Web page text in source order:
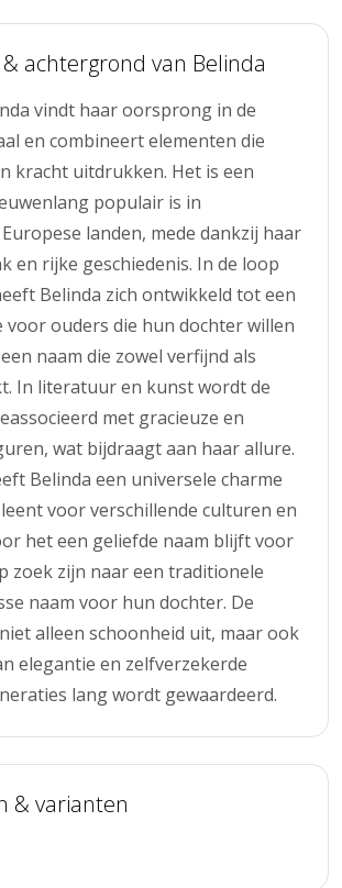
achtergrond van Belinda
vindt haar oorsprong in de
en combineert elementen die
kracht uitdrukken. Het is een
populair is in
landen, mede dankzij haar
en rijke geschiedenis. In de loop
Belinda zich ontwikkeld tot een
voor ouders die hun dochter willen
naam die zowel verfijnd als
In literatuur en kunst wordt de
met gracieuze en
wat bijdraagt aan haar allure.
Belinda een universele charme
voor verschillende culturen en
het een geliefde naam blijft voor
zoek zijn naar een traditionele
naam voor hun dochter. De
alleen schoonheid uit, maar ook
elegantie en zelfverzekerde
lang wordt gewaardeerd.
& varianten